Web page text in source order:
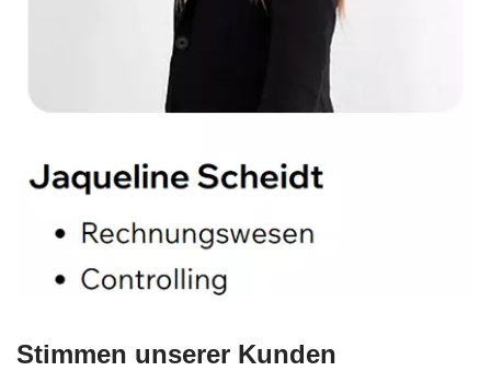
Stimmen unserer Kunden